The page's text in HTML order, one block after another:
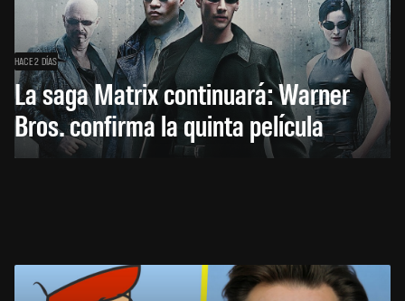
HACE 2 DÍAS
La saga Matrix continuará: Warner
Bros. confirma la quinta película